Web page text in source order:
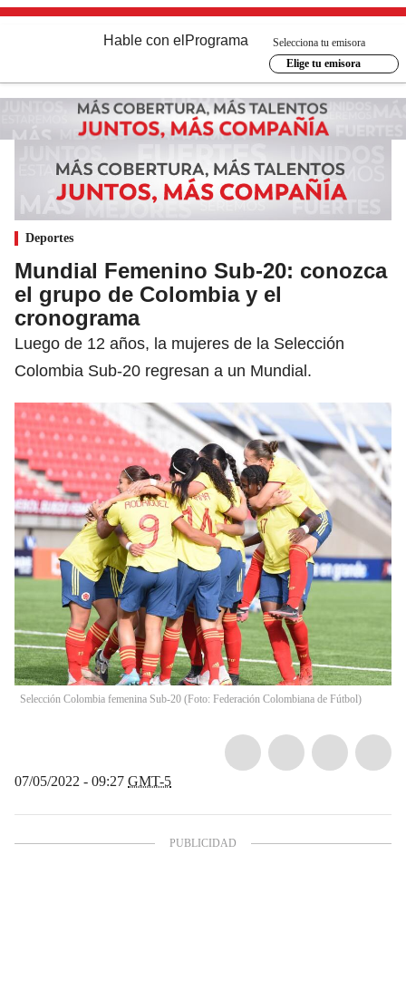
Hable con el Programa
Selecciona tu emisora
Elige tu emisora
Deportes
Mundial Femenino Sub-20: conozca
el grupo de Colombia y el
cronograma
Luego de 12 años, la mujeres de la Selección
Colombia Sub-20 regresan a un Mundial.
Selección Colombia femenina Sub-20 (Foto: Federación Colombiana de Fútbol)
07/05/2022 - 09:27 GMT-5